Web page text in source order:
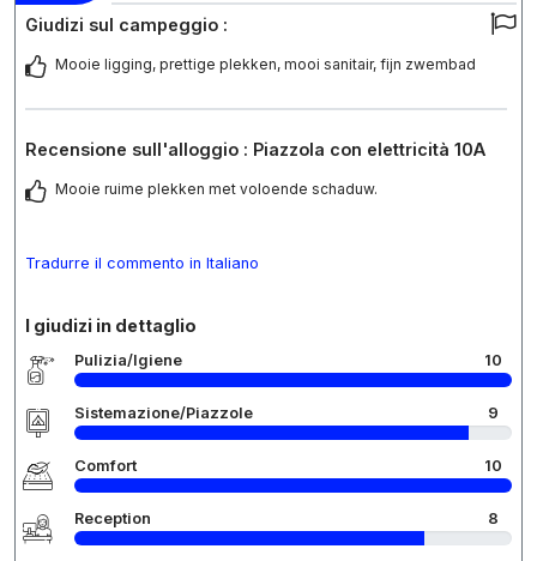
Giudizi sul campeggio :
Mooie ligging, prettige plekken, mooi sanitair, fijn zwembad
Recensione sull'alloggio : Piazzola con elettricità 10A
Mooie ruime plekken met voloende schaduw.
Tradurre il commento in Italiano
I giudizi in dettaglio
Pulizia/Igiene 10
Sistemazione/Piazzole 9
Comfort 10
Reception 8